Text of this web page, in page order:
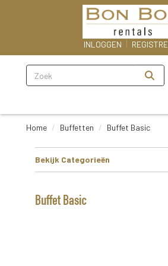
INLOGGEN
Home Buffetten Buffet Basic
Bekijk Categorieën
Buffet Basic